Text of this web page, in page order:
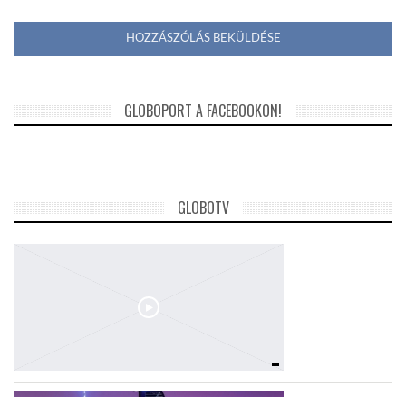
GLOBOPORT A FACEBOOKON!
GLOBOTV